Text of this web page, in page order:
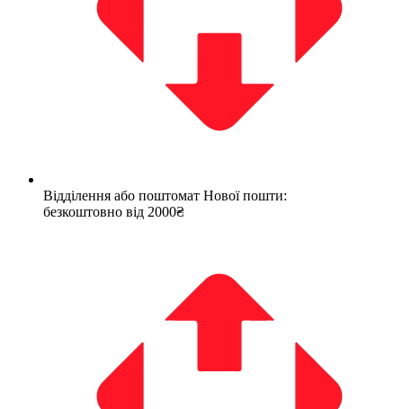
Відділення або поштомат Нової пошти:
безкоштовно від 2000₴